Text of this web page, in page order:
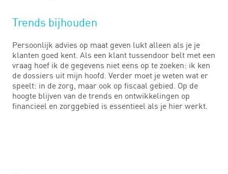
Trends bijhouden
Persoonlijk advies op maat geven lukt alleen als je je
klanten goed kent. Als een klant tussendoor belt met een
vraag hoef ik de gegevens niet eens op te zoeken: ik ken
de dossiers uit mijn hoofd. Verder moet je weten wat er
speelt: in de zorg, maar ook op fiscaal gebied. Op de
hoogte blijven van de trends en ontwikkelingen op
financieel en zorggebied is essentieel als je hier werkt.